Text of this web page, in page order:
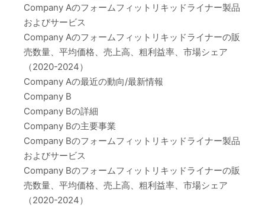
Company Aのフォームフィットリキッドライナー製品
およびサービス
Company Aのフォームフィットリキッドライナーの販
売数量、平均価格、売上高、粗利益率、市場シェア
（2020-2024）
Company Aの最近の動向/最新情報
Company B
Company Bの詳細
Company Bの主要事業
Company Bのフォームフィットリキッドライナー製品
およびサービス
Company Bのフォームフィットリキッドライナーの販
売数量、平均価格、売上高、粗利益率、市場シェア
（2020-2024）